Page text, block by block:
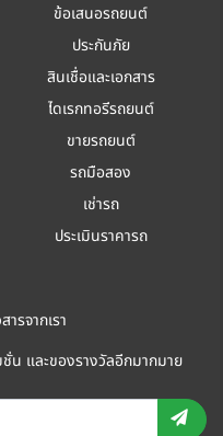
ข้อเสนอรถยนต์
ประกันภัย
สินเชื่อและเอกสาร
ไดเรกทอรีรถยนต์
ขายรถยนต์
รถมือสอง
เช่ารถ
ประเมินราคารถ
รจากเรา
น และของรางวัลอีกมากมาย